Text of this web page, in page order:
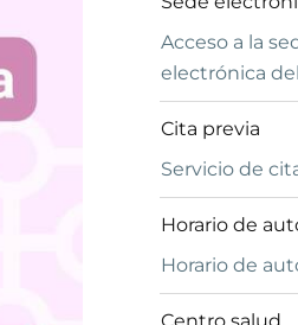
Acceso a la
electrónica
Cita previa
Servicio de
Horario de
Horario de